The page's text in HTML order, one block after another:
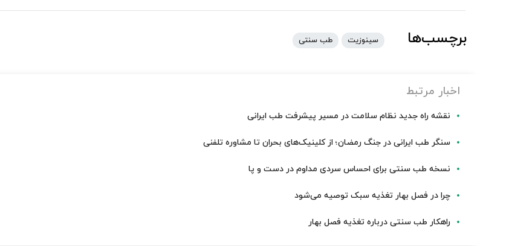
برچسب‌ها سینوزیت طب سنتی
اخبار مرتبط
نقشه راه جدید نظام سلامت در مسیر پیشرفت طب ایرانی
سنگر طب ایرانی در جنگ رمضان؛ از کلینیک‌های بحران تا مشاوره تلفنی
نسخه طب سنتی برای احساس سردی مداوم در دست و پا
چرا در فصل بهار تغذیه سبک توصیه می‌شود
راهکار طب سنتی درباره تغذیه فصل بهار